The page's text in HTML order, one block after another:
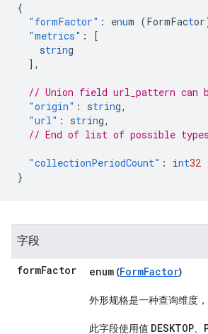
{
"formFactor" : enum (FormFact
"metrics" :
[
string
],
// Union field url_pattern can
"origin" : string,
"url" : string,
// End of list of possible
"collectionPeriodCount" : int32
}
字段
formFactor enum (FormFactor)
外形规格是一种查询维度
此字段使用值 DESKTOP、